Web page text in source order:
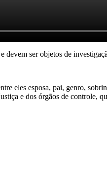
ser objetos de
eles esposa, pai, genro,
e dos órgãos de controle,